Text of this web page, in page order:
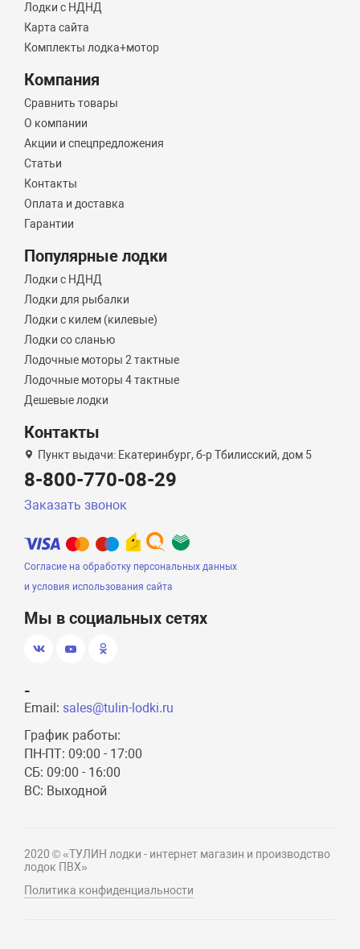
Лодки с НДНД
Карта сайта
Комплекты лодка+мотор
Компания
Сравнить товары
О компании
Акции и спецпредложения
Статьи
Контакты
Оплата и доставка
Гарантии
Популярные лодки
Лодки с НДНД
Лодки для рыбалки
Лодки с килем (килевые)
Лодки со сланью
Лодочные моторы 2 тактные
Лодочные моторы 4 тактные
Дешевые лодки
Контакты
Пункт выдачи: Екатеринбург, б-р Тбилисский, дом 5
8-800-770-08-29
Заказать звонок
Согласие на обработку персональных данных
и условия использования сайта
Мы в социальных сетях
-
Email: sales@tulin-lodki.ru
График работы:
ПН-ПТ: 09:00 - 17:00
СБ: 09:00 - 16:00
ВС: Выходной
2020 © «ТУЛИН лодки - интернет магазин и производство
лодок ПВХ»
Политика конфиденциальности